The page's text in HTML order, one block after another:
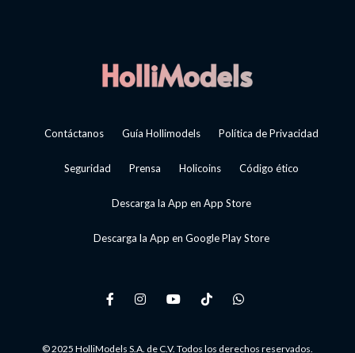
Contáctanos Guía Hollimodels Política de Privacidad
Seguridad Prensa Holicoins Código ético
Descarga la App en App Store
Descarga la App en Google Play Store
© 2025 HolliModels S.A. de C.V. Todos los derechos reservados.